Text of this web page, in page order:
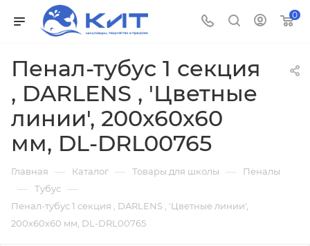
0
Пенал-тубус 1 секция
, DARLENS , 'Цветные
линии', 200х60х60
мм, DL-DRL00765
Главная — Каталог — Товары для школы — Пеналы
— Тубус —
Пенал-тубус 1 секция , DARLENS , 'Цветные линии',
200х60х60 мм, DL-DRL00765